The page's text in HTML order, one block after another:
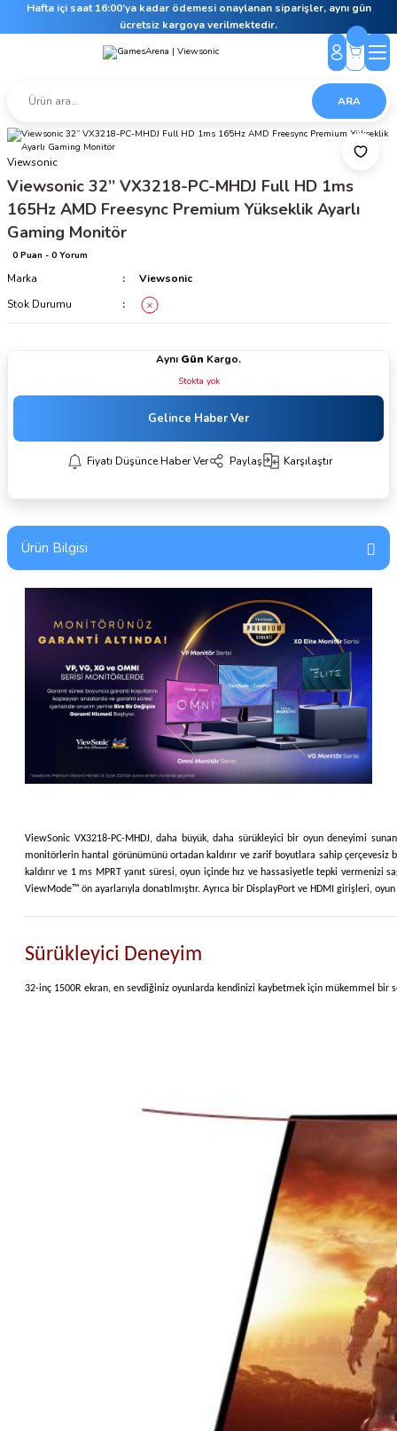
Hafta içi saat 16:00’ya kadar ödemesi onaylanan siparişler, aynı gün
ücretsiz kargoya verilmektedir.
ARA
Viewsonic
Viewsonic 32’’ VX3218-PC-MHDJ Full HD 1ms
165Hz AMD Freesync Premium Yükseklik Ayarlı
Gaming Monitör
0 Puan - 0 Yorum
Marka
Viewsonic
Stok Durumu
Aynı Gün Kargo.
Stokta yok
Gelince Haber Ver
Fiyatı Düşünce Haber Ver Paylaş Karşılaştır
Ürün Bilgisi
ViewSonic VX3218-PC-MHDJ, daha büyük, daha sürükleyici bir oyun deneyimi
monitörlerin hantal görünümünü ortadan kaldırır ve zarif boyutlara sahip çerçevesiz
kaldırır ve 1 ms MPRT yanıt süresi, oyun içinde hız ve hassasiyetle tepki
ViewMode™ ön ayarlarıyla donatılmıştır. Ayrıca bir DisplayPort ve HDMI girişleri,
Sürükleyici Deneyim
32-inç 1500R ekran, en sevdiğiniz oyunlarda kendinizi kaybetmek için mükemmel bir